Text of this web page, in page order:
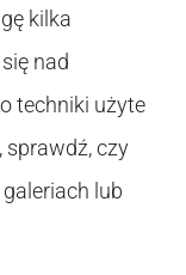
kilka
nad
techniki użyte
sprawdź, czy
lub